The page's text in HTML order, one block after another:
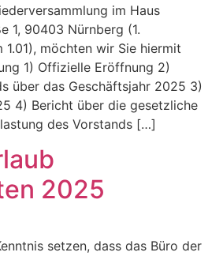
im Haus
1, 90403 Nürnberg (1.
1.01), möchten wir Sie hiermit
1) Offizielle Eröffnung 2)
über das Geschäftsjahr 2025 3)
4) Bericht über die gesetzliche
des Vorstands […]
2025
setzen, dass das Büro der